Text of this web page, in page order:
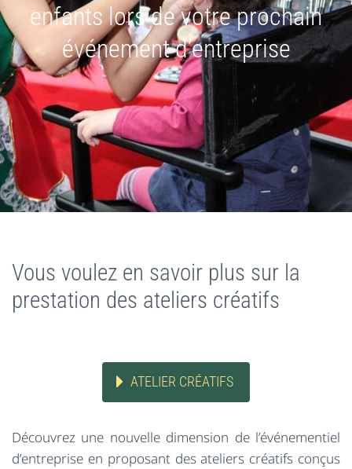
enfants lors de votre prochain
événement d’entreprise
Vous voulez en savoir plus sur la
prestation des ateliers créatifs
ATELIER CRÉATIFS
Découvrez une nouvelle dimension de l’événementiel
d’entreprise en proposant des ateliers créatifs conçus